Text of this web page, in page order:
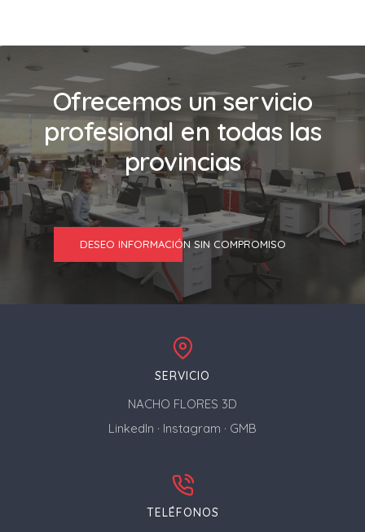
Ofrecemos un servicio
profesional en todas las
provincias
DESEO INFORMACIÓN SIN COMPROMISO
SERVICIO
NACHO FLORES 3D
LinkedIn · Instagram · GMB
TELÉFONOS